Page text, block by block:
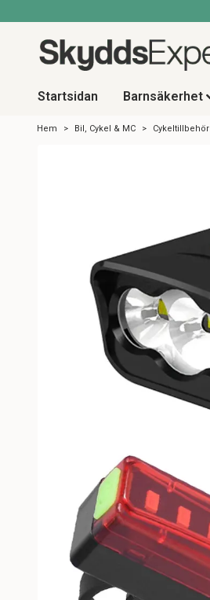
Startsidan Barnsäkerhet
Hem Bil, Cykel & MC Cykeltillbehör